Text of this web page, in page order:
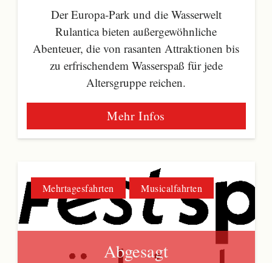
Der Europa-Park und die Wasserwelt
Rulantica bieten außergewöhnliche
Abenteuer, die von rasanten Attraktionen bis
zu erfrischendem Wasserspaß für jede
Altersgruppe reichen.
Mehr Infos
Abgesagt
Mehrtagesfahrten Musicalfahrten